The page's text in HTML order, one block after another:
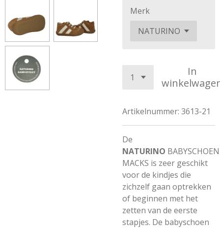
Merk
In
Artikelnummer: 3613-21
De
NATURINO BABYSCHOEN
MACKS is zeer geschikt
voor de kindjes die
zichzelf gaan optrekken
of beginnen met het
zetten van de eerste
stapjes. De babyschoen